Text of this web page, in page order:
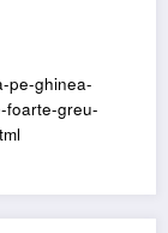
pe-ghinea-
foarte-greu-